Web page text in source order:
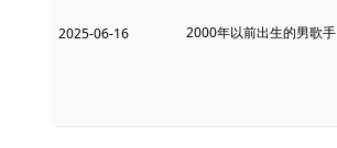
2025-06-16 2000年以前出生的男歌手